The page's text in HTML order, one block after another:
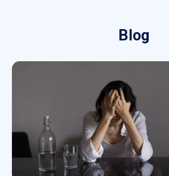
Blog